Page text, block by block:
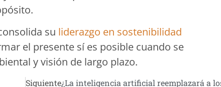
su liderazgo en sostenibilidad
el presente sí es posible cuando se
y visión de largo plazo.
Siguiente¿La inteligencia artificial reemplazará a